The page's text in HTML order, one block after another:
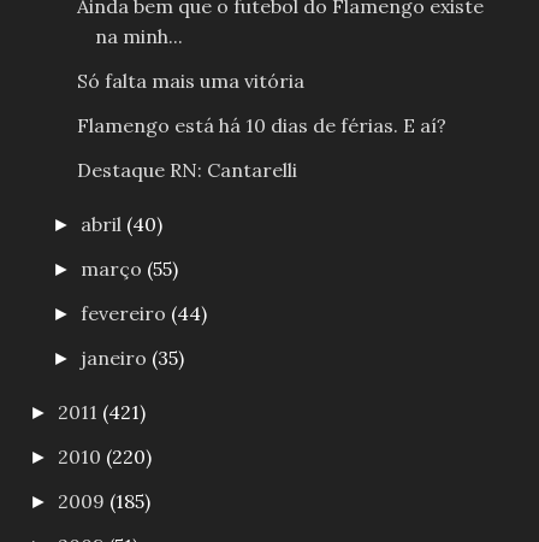
Ainda bem que o futebol do Flamengo existe
na minh...
Só falta mais uma vitória
Flamengo está há 10 dias de férias. E aí?
Destaque RN: Cantarelli
► abril (40)
► março (55)
►fevereiro (44)
► janeiro (35)
► 2011 (421)
► 2010 (220)
► 2009 (185)